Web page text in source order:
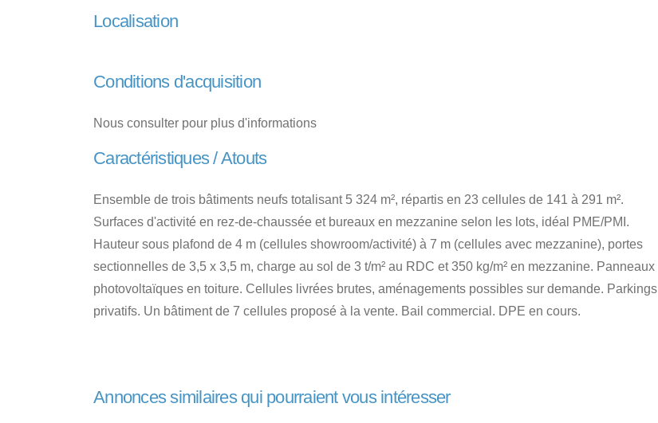
Localisation
Conditions d'acquisition
Nous consulter pour plus d'informations
Caractéristiques / Atouts
Ensemble de trois bâtiments neufs totalisant 5 324 m², répartis en 23 cellules de 141 à 291 m².
Surfaces d'activité en rez-de-chaussée et bureaux en mezzanine selon les lots, idéal PME/PMI.
Hauteur sous plafond de 4 m (cellules showroom/activité) à 7 m (cellules avec mezzanine), portes
sectionnelles de 3,5 x 3,5 m, charge au sol de 3 t/m² au RDC et 350 kg/m² en mezzanine. Panneaux
photovoltaïques en toiture. Cellules livrées brutes, aménagements possibles sur demande. Parkings
privatifs. Un bâtiment de 7 cellules proposé à la vente. Bail commercial. DPE en cours.
Annonces similaires qui pourraient vous intéresser